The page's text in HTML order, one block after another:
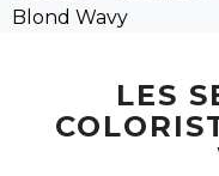
Blond Wavy
LES